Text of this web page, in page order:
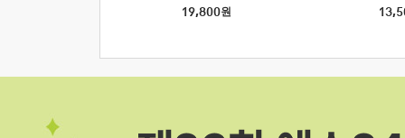
19,800원